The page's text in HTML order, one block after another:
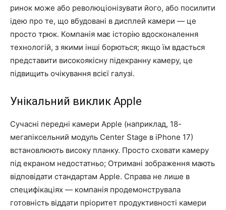
ринок може або революціонізувати його, або посилити
ідею про те, що вбудовані в дисплей камери — це
просто трюк. Компанія має історію вдосконалення
технологій, з якими інші борються; якщо їм вдасться
представити високоякісну підекранну камеру, це
підвищить очікування всієї галузі.
Унікальний виклик Apple
Сучасні передні камери Apple (наприклад, 18-
мегапіксельний модуль Center Stage в iPhone 17)
встановлюють високу планку. Просто сховати камеру
під екраном недостатньо; Отримані зображення мають
відповідати стандартам Apple. Справа не лише в
специфікаціях — компанія продемонструвала
готовність віддати пріоритет продуктивності камери